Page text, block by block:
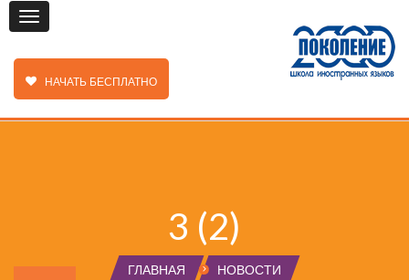
Toggle
ЗАКАЗАТЬ ЗВОНОК
НАЧАТЬ БЕСПЛАТНО
3 (2)
ГЛАВНАЯ НОВОСТИ